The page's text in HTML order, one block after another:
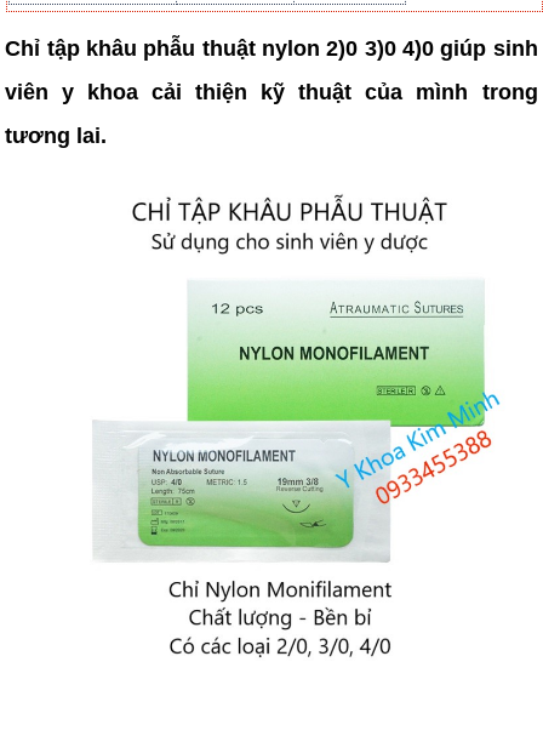
Chỉ tập khâu phẫu thuật nylon 2)0 3)0 4)0 giúp sinh
viên y khoa cải thiện kỹ thuật của mình trong
tương lai.